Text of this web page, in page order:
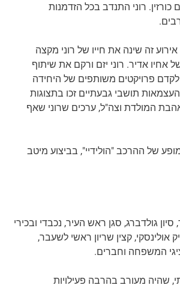
רוני התנדב בכל הזדמנות
במלחמת יום הכיפורים ברמת הגולן בשרות חטיבה 188 כטנקיסט. אירוע זה שינה את חייו של רוני מקצה
ולהנציח את זכרו של אחיו אדיר. רוני יזם ורקם את שיתוף
הצליח לקדם פרויקטים משותפים של היחידה
תושבי גבעתיים זכו בתצוגות
בין תושבי גבעתיים לחטיבה 188 ביטא את ערכי אהבת המולדת וצה"ל, ערכים שרוני שאף
של ההרכב "הולידיי", בביצוע מיטב
גולדברג, סגן ראש העיר, נכבדי ובכירי
אלוף שמוליק אולינסקי, קצין שריון ראשי לשעבר,
שהיה מעורב בהרבה פעילויות